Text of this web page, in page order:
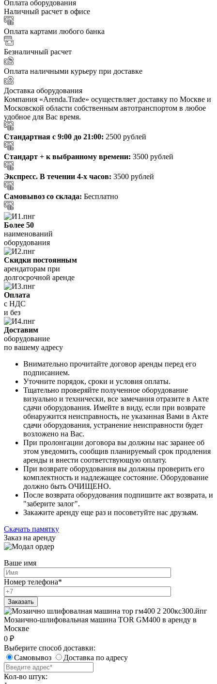
Оплата оборудования
Наличный расчет в офисе
Оплата картами любого банка
Безналичный расчет
Оплата наличными курьеру при доставке
Доставка оборудования
Компания «Arenda.Trade» осуществляет доставку по Москве и
Московской области собственным автотранспортом в любое
удобное для Вас время.
Стандартная с 9:00 до 21:00: 2500 рублей
Стандарт + к выбранному времени: 3500 рублей
Экспресс. В течении 4-х часов: 3500 рублей
Самовывоз со склада: Бесплатно
Более 50
наименований
оборудования
Скидки постоянным
арендаторам при
долгосрочной аренде
Оплата
с НДС
и без
Доставим
оборудование
по вашему адресу
Внимательно прочитайте договор аренды перед его
подписанием.
Уточните порядок, сроки и условия оплаты.
Тщательно проверяйте полученное оборудование
визуально и технически, все замечания отразите в Акте
сдачи оборудования. Имейте в виду, если при возврате
обнаружится неисправность, не указанная Вами в Акте
сдачи оборудования, устранение неисправности будет
возложено на Вас.
При пролонгации договора вы должны нас заранее об
этом уведомить, сообщив планируемый срок продления
аренды и внести соответствующую оплату.
При возврате оборудования вы должны проверить его
комплектность и надлежащее состояние. Оборудование
должно быть ОЧИЩЕНО.
После возврата оборудования подпишите акт возврата, и
"заберите залог".
Закажите аренду еще раз и посоветуйте нас друзьям.
Скачать памятку
Заказ на аренду
Ваше имя
Номер телефона*
Мозаично-шлифовальная машина TOR GM400 в аренду в
Москве
0 ₽
Выберите способ доставки:
Самовывоз
Доставка по адресу
Кол-во штук: